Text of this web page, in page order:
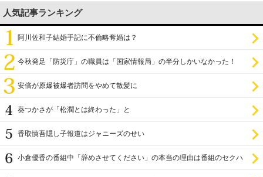
人気記事ランキング
阿川佐和子結婚手記に不倫略奪婚は？
今秋発足「防災庁」の職員は「国家情報局」の半分しかいなかった！
安倍が原爆被爆者訪問をやめて散髪に
葵つかさが「松潤とは終わった」と
香取慎吾隠し子報道はジャニーズのせい
小倉優香の番組中「辞めさせてください」の本当の理由は番組のセクハ